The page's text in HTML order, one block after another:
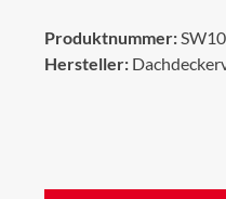
Produktnummer:
Hersteller: